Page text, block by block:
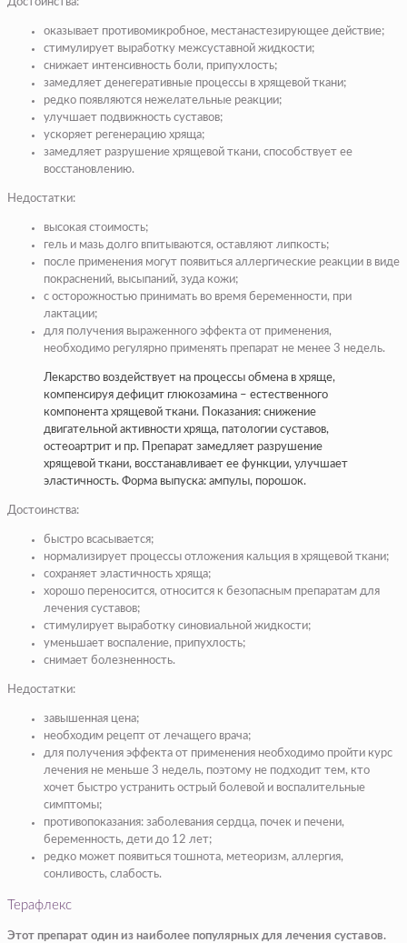
оказывает противомикробное, местанастезирующее действие;
стимулирует выработку межсуставной жидкости;
снижает интенсивность боли, припухлость;
замедляет денегеративные процессы в хрящевой ткани;
редко появляются нежелательные реакции;
улучшает подвижность суставов;
ускоряет регенерацию хряща;
замедляет разрушение хрящевой ткани, способствует ее
восстановлению.
Недостатки:
высокая стоимость;
гель и мазь долго впитываются, оставляют липкость;
после применения могут появиться аллергические реакции в виде
покраснений, высыпаний, зуда кожи;
с осторожностью принимать во время беременности, при
лактации;
для получения выраженного эффекта от применения,
необходимо регулярно применять препарат не менее 3 недель.
Лекарство воздействует на процессы обмена в хряще,
компенсируя дефицит глюкозамина – естественного
компонента хрящевой ткани. Показания: снижение
двигательной активности хряща, патологии суставов,
остеоартрит и пр. Препарат замедляет разрушение
хрящевой ткани, восстанавливает ее функции, улучшает
эластичность. Форма выпуска: ампулы, порошок.
Достоинства:
быстро всасывается;
нормализирует процессы отложения кальция в хрящевой ткани;
сохраняет эластичность хряща;
хорошо переносится, относится к безопасным препаратам для
лечения суставов;
стимулирует выработку синовиальной жидкости;
уменьшает воспаление, припухлость;
снимает болезненность.
Недостатки:
завышенная цена;
необходим рецепт от лечащего врача;
для получения эффекта от применения необходимо пройти курс
лечения не меньше 3 недель, поэтому не подходит тем, кто
хочет быстро устранить острый болевой и воспалительные
симптомы;
противопоказания: заболевания сердца, почек и печени,
беременность, дети до 12 лет;
редко может появиться тошнота, метеоризм, аллергия,
сонливость, слабость.
Терафлекс
Этот препарат один из наиболее популярных для лечения суставов.